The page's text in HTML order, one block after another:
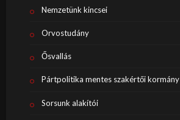
Nemzetünk kincsei
Orvostudány
Ősvallás
Pártpolitika mentes szakértői kormány
Sorsunk alakítói